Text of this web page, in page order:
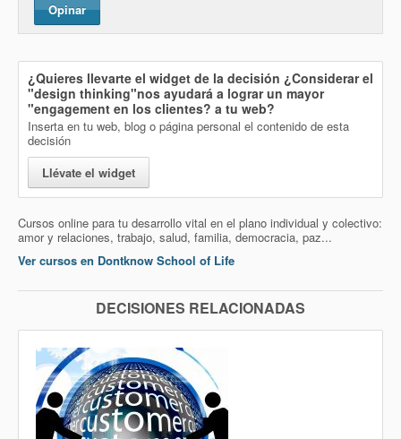
Opinar
¿Quieres llevarte el widget de la decisión ¿Considerar el
"design thinking"nos ayudará a lograr un mayor
"engagement en los clientes? a tu web?
Inserta en tu web, blog o página personal el contenido de esta
decisión
Llévate el widget
Cursos online para tu desarrollo vital en el plano individual y colectivo:
amor y relaciones, trabajo, salud, familia, democracia, paz...
Ver cursos en Dontknow School of Life
DECISIONES RELACIONADAS